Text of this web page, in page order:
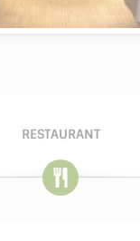
RESTAURANT